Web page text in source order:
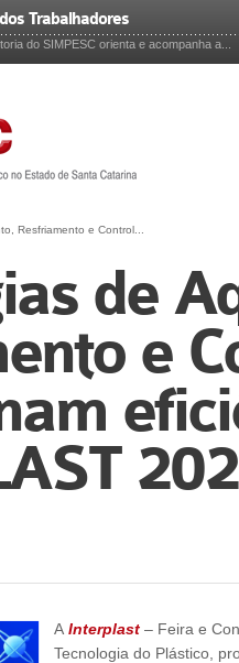
Trabalhadores
do SIMPESC orienta e acompanha a...
Resfriamento e Control...
de
e
A Interplast – Feira e
Tecnologia do Plástico,